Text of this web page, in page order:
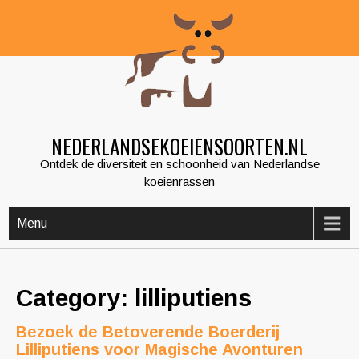
NEDERLANDSEKOEIENSOORTEN.NL
Ontdek de diversiteit en schoonheid van Nederlandse
koeienrassen
Menu
Category: lilliputiens
Bezoek de Betoverende Boerderij
Lilliputiens voor Magische Avonturen